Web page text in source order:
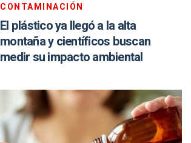
CONTAMINACIÓN
El plástico ya llegó a la alta
montaña y científicos buscan
medir su impacto ambiental